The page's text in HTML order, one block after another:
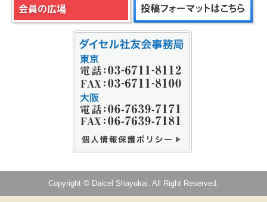
Copyright © Daicel Shayukai. All Right Reserved.